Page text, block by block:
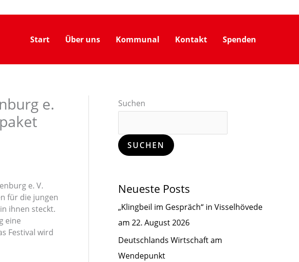
Start
Über uns Kommunal Kontakt Spenden
e.
e. V.
für die jungen
ihnen steckt.
eine
Festival wird
Suchen
SUCHEN
Neueste Posts
„Klingbeil im Gespräch“ in Visselhövede
am 22. August 2026
Deutschlands Wirtschaft am
Wendepunkt